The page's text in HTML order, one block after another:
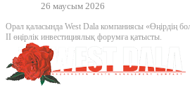
26 маусым 2026
Орал қаласында West Dala компаниясы «Өңірдің
II өңірлік инвестициялық форумға қатысты.